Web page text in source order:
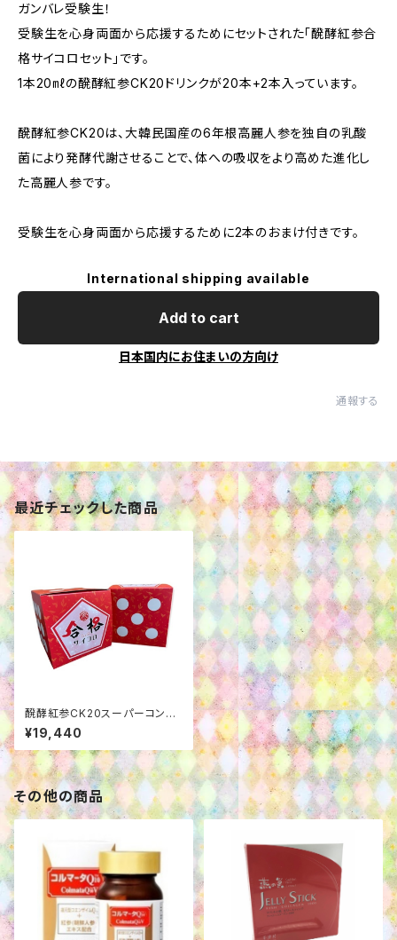
ガンバレ受験生！
受験生を心身両面から応援するためにセットされた「醗酵紅参合
格サイコロセット」です。
1本20㎖の醗酵紅参CK20ドリンクが20本+2本入っています。
醗酵紅参CK20は、大韓民国産の6年根高麗人参を独自の乳酸
菌により発酵代謝させることで、体への吸収をより高めた進化し
た高麗人参です。
受験生を心身両面から応援するために2本のおまけ付きです。
International shipping available
Add to cart
日本国内にお住まいの方向け
通報する
最近チェックした商品
醗酵紅参CK20スーパーコン
ク 合格サイコロパッケージ
¥19,440
その他の商品